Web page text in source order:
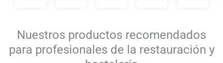
Nuestros productos recomendados
para profesionales de la restauración y